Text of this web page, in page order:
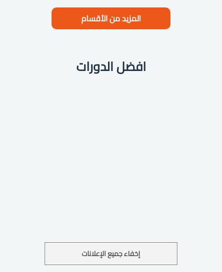
المزيد من الأقسام
افضل الدورات
إخفاء جميع الإعلانات